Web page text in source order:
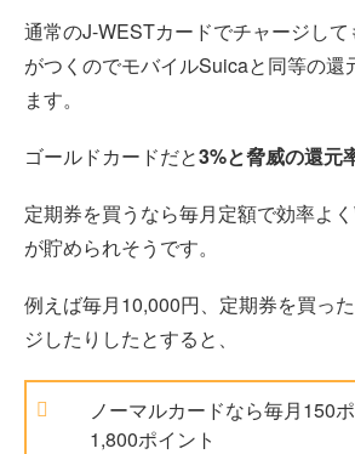
通常のJ-WESTカードでチャージして
がつくのでモバイルSuicaと同等の還
ます。
ゴールドカードだと3%と脅威の還元
定期券を買うなら毎月定額で効率よ
が貯められそうです。
例えば毎月10,000円、定期券を買っ
ジしたりしたとすると、
ノーマルカードなら毎月150
1,800ポイント